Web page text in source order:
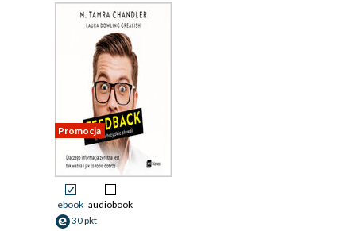
Promocja
ebook audiobook
30 pkt